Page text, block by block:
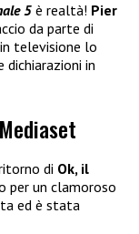
5 è realtà! Pier
da parte di
televisione lo
in
di Ok, il
per un clamoroso
ed è stata